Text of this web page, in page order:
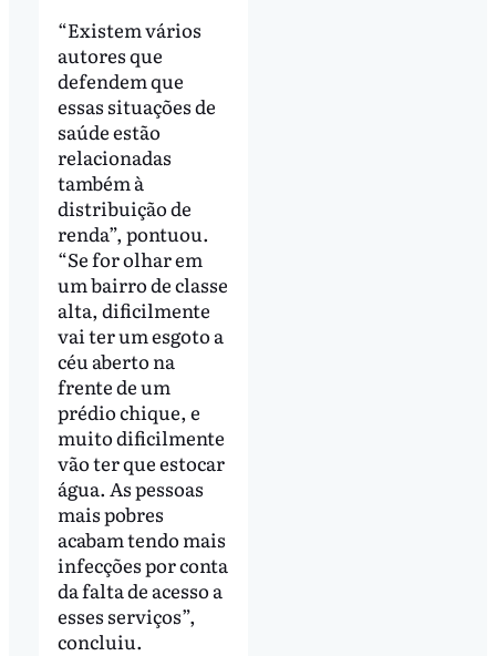
“Existem vários
autores que
defendem que
essas situações de
saúde estão
relacionadas
também à
distribuição de
renda”, pontuou.
“Se for olhar em
um bairro de classe
alta, dificilmente
vai ter um esgoto a
céu aberto na
frente de um
prédio chique, e
muito dificilmente
vão ter que estocar
água. As pessoas
mais pobres
acabam tendo mais
infecções por conta
da falta de acesso a
esses serviços”,
concluiu.